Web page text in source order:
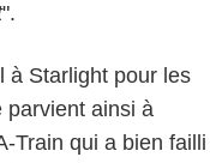
".
à Starlight pour les
parvient ainsi à
Train qui a bien failli